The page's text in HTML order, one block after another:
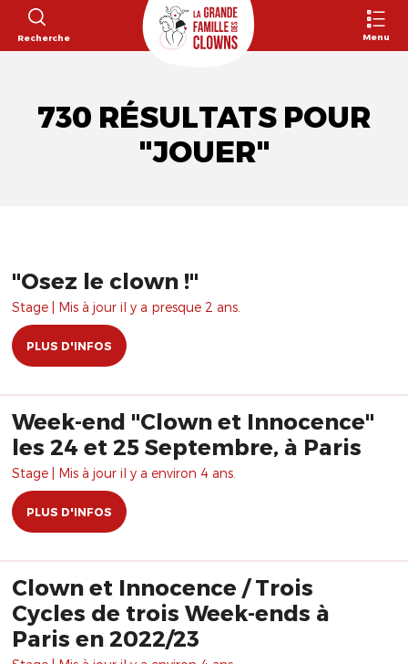
Recherche Menu
730 RÉSULTATS POUR
"JOUER"
"Osez le clown !"
Stage | Mis à jour il y a presque 2 ans.
PLUS D'INFOS
Week-end "Clown et Innocence"
les 24 et 25 Septembre, à Paris
Stage | Mis à jour il y a environ 4 ans.
PLUS D'INFOS
Clown et Innocence / Trois
Cycles de trois Week-ends à
Paris en 2022/23